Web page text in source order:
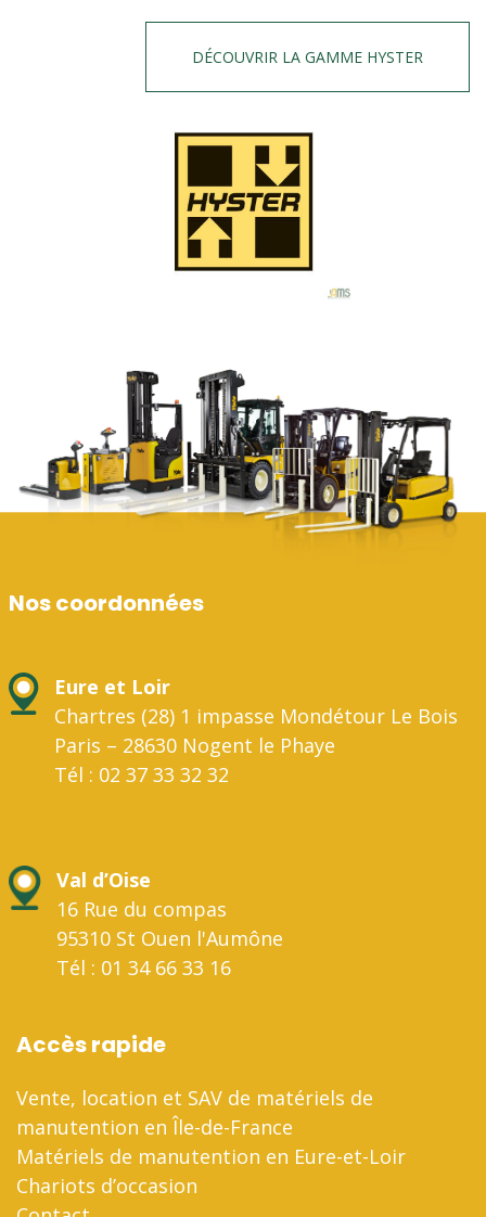
DÉCOUVRIR LA GAMME HYSTER
Nos coordonnées
Eure et Loir
Chartres (28) 1 impasse Mondétour Le Bois
Paris – 28630 Nogent le Phaye
Tél : 02 37 33 32 32
Val d’Oise
16 Rue du compas
95310 St Ouen l'Aumône
Tél : 01 34 66 33 16
Accès rapide
Vente, location et SAV de matériels de
manutention en Île-de-France
Matériels de manutention en Eure-et-Loir
Chariots d’occasion